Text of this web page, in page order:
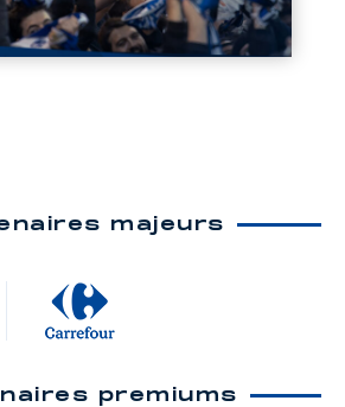
majeurs
premiums